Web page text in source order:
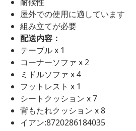
屋外での使用に適しています
組み立てが必要
配送内容：
テーブル x 1
コーナーソファ x 2
ミドルソファ x 4
フットレスト x 1
シートクッション x 7
背もたれクッション x 8
イアン:8720286184035